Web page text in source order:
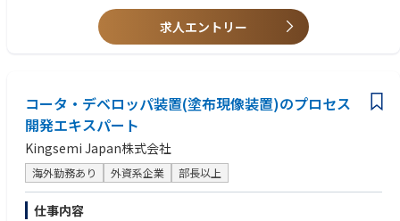
・各メンバーがグローバルプロジェクト実行の豊富な経験や駐在経験から
ることで最適なソリューションをクライアントに提供できる
※参照リンク
下記リンクよりJOBチームの掲載記事がご覧頂けます。
・JAC Recruitment
日本企業のグローバル戦略を極める。これが次代の成功の鍵。
② グローバルプロジェクトの経験者
・ASEANなどでの海外駐在、あるいは海外現地を深く巻き込んだグローバ
ルプロジェクトの経験
・チャレンジングな状況でも日本企業をグローバルで支援したいという志
・海外専門というユニークなチームを創り上げていきたいというアントレ
プレナーシップ
【語学力】
日本語：ネイティブまたは同等、英語：ビジネス以上
求人エントリー
コータ・デベロッパ装置(塗布現像装置)のプロセス
開発エキスパート
Kingsemi Japan株式会社
海外勤務あり 外資系企業 部長以上
仕事内容